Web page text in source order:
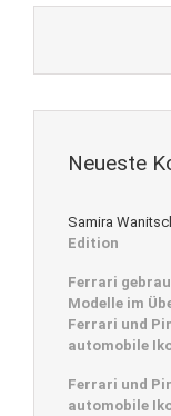
Neueste
Samira
Edition
Ferrari
Modelle im
Ferrari und
automobile
Ferrari und
automobile